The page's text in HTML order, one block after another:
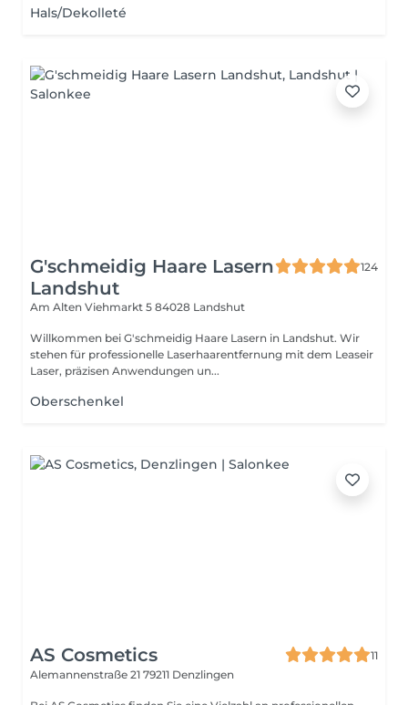
Hals/Dekolleté
G'schmeidig Haare Lasern
Landshut
124
Am Alten Viehmarkt 5 84028 Landshut
Willkommen bei G'schmeidig Haare Lasern in Landshut. Wir
stehen für professionelle Laserhaarentfernung mit dem Leaseir
Laser, präzisen Anwendungen un...
Oberschenkel
AS Cosmetics
11
Alemannenstraße 21 79211 Denzlingen